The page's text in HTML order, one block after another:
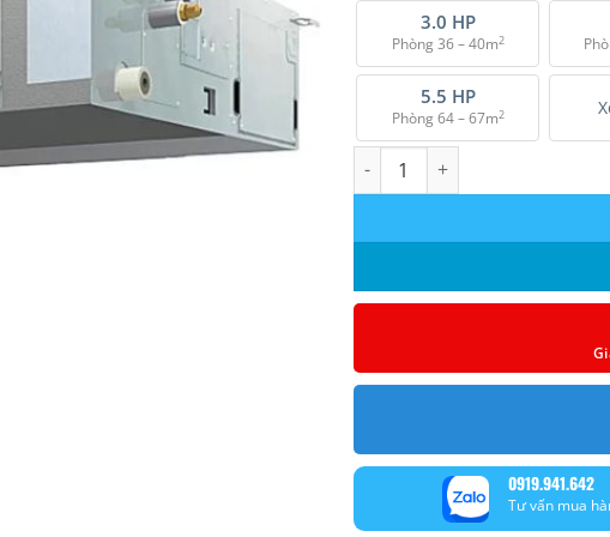
₫ 51.491.000.
3.0 HP
Phòng 36 – 40m2
5.5 HP
Phòng 64 – 67m2
Máy lạnh giấu trần nối ống gió
0919.941.642
Tư vấn mua